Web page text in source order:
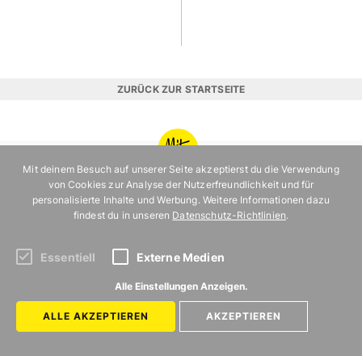
ZURÜCK ZUR STARTSEITE
MIT
KÖLN
Kategorien
AUSFLUG
ERLEBNIS
Uns gibt es in
MÜNCHEN
KÖLN
Mit deinem Besuch auf unserer Seite akzeptierst du die Verwendung
von Cookies zur Analyse der Nutzerfreundlichkeit und für
personalisierte Inhalte und Werbung. Weitere Informationen dazu
findest du in unseren Datenschutz-Richtlinien.
Essentiell Externe Medien
Alle Einstellungen Anzeigen.
ALLE AKZEPTIEREN AKZEPTIEREN